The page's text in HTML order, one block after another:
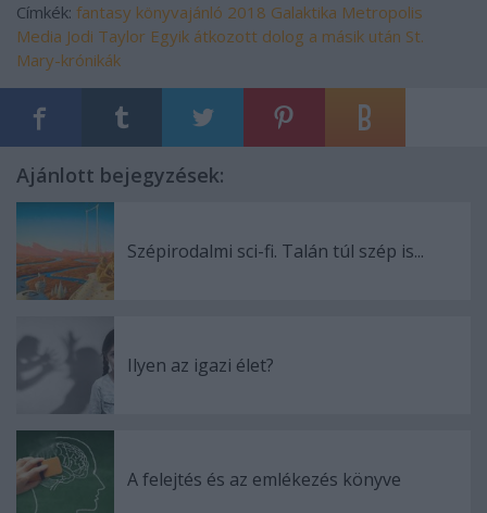
Címkék: fantasy könyvajánló 2018 Galaktika Metropolis
Media Jodi Taylor Egyik átkozott dolog a másik után St.
Mary-krónikák
Ajánlott bejegyzések:
Szépirodalmi sci-fi. Talán túl szép is...
Ilyen az igazi élet?
A felejtés és az emlékezés könyve